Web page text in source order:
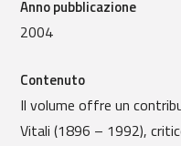
Anno pubblicazione
2004
Contenuto
Il volume offre un
Vitali (1896 – 1992),